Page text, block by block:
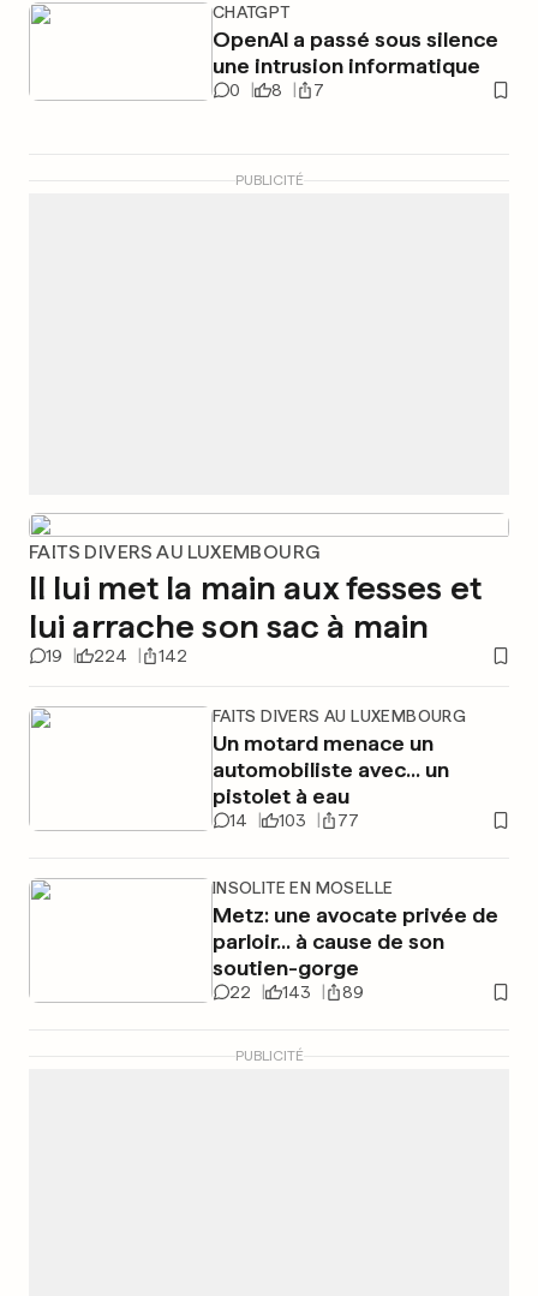
CHATGPT
OpenAI a passé sous silence
une intrusion informatique
0 8 7
PUBLICITÉ
FAITS DIVERS AU LUXEMBOURG
Il lui met la main aux fesses et
lui arrache son sac à main
19 224 142
FAITS DIVERS AU LUXEMBOURG
Un motard menace un
automobiliste avec... un
pistolet à eau
14 103 77
INSOLITE EN MOSELLE
Metz: une avocate privée de
parloir... à cause de son
soutien-gorge
22 143 89
PUBLICITÉ